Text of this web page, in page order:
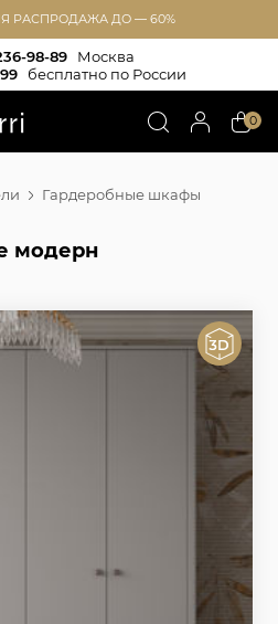
РАСПРОДАЖА ДО — 60%
98-89
Москва
бесплатно по России
0
Гардеробные шкафы
модерн